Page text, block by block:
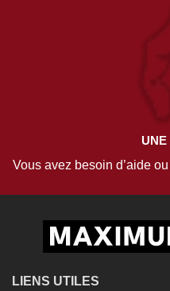
UNE
Vous avez besoin d’aide
LIENS UTILES